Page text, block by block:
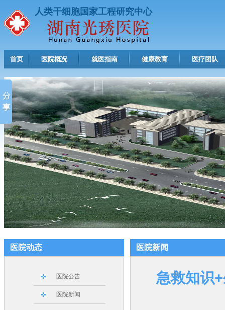
人类干细胞国家工程研究中心
首页 医院概况 就医指南 健康教育 医疗团队
医院动态
医院公告
医院新闻
医院新闻
急救知识